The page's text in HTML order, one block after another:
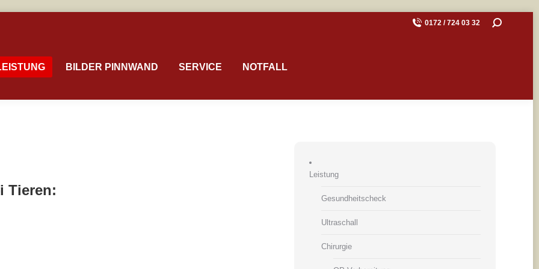
0172 / 724 03 32 SEARCH:
BILDER PINNWAND SERVICE NOTFALL
Tieren:
Leistung
Gesundheitscheck
Ultraschall
Chirurgie